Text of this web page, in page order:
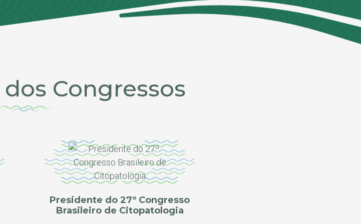
Congressos
Presidente do 27º Congresso
Brasileiro de Citopatologia